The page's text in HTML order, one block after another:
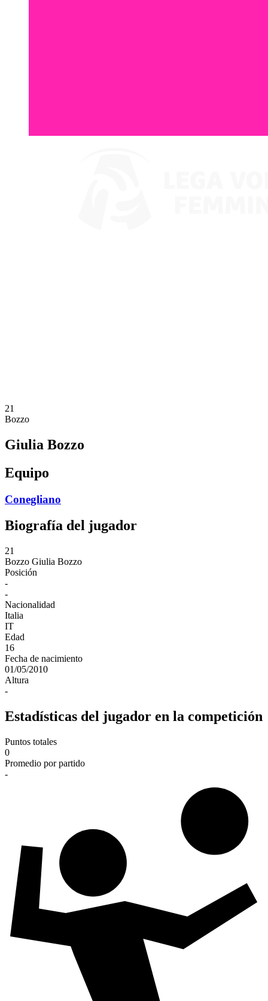
21
Bozzo
Giulia Bozzo
Equipo
Conegliano
Biografía del jugador
21
Bozzo Giulia Bozzo
Posición
-
-
Nacionalidad
Italia
IT
Edad
16
Fecha de nacimiento
01/05/2010
Altura
-
Estadísticas del jugador en la competición
Puntos totales
0
Promedio por partido
-